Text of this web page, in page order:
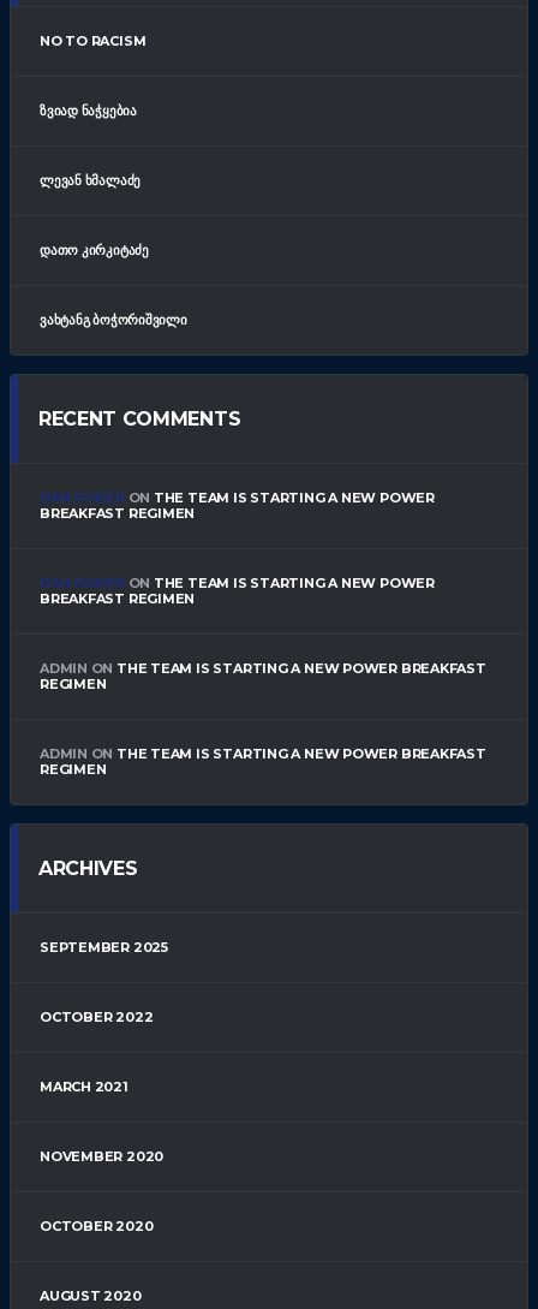
NO TO RACISM
ᲖᲕᲘᲐᲓ ᲜᲐᲭᲧᲔᲑᲘᲐ
ᲚᲔᲕᲐᲜ ᲮᲛᲐᲚᲐᲫᲔ
ᲓᲐᲗᲝ ᲙᲘᲠᲙᲘᲢᲐᲫᲔ
ᲕᲐᲮᲢᲐᲜᲒ ᲑᲝᲭᲝᲠᲘᲨᲕᲘᲚᲘ
RECENT COMMENTS
DAN FISHERON THE TEAM IS STARTING A NEW POWER
BREAKFAST REGIMEN
DAN FISHERON THE TEAM IS STARTING A NEW POWER
BREAKFAST REGIMEN
ADMIN ON THE TEAM IS STARTING A NEW POWER BREAKFAST
REGIMEN
ADMIN ON THE TEAM IS STARTING A NEW POWER BREAKFAST
REGIMEN
ARCHIVES
SEPTEMBER 2025
OCTOBER 2022
MARCH 2021
NOVEMBER 2020
OCTOBER 2020
AUGUST 2020